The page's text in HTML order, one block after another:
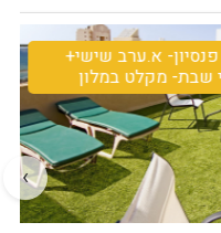
א.ערב שישי+
מקלט במלון
›